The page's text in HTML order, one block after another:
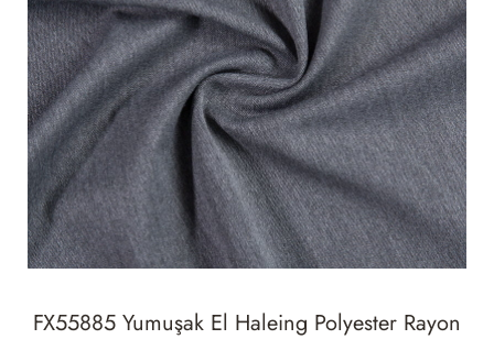
FX55885 Yumuşak El Haleing Polyester Rayon